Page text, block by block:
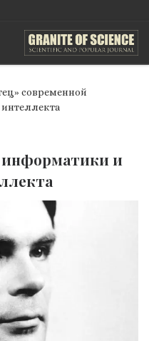
современной
информатики и